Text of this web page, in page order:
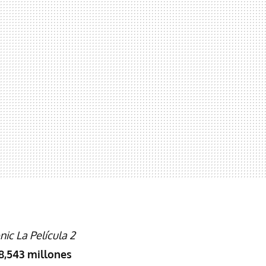
La Película 2
millones